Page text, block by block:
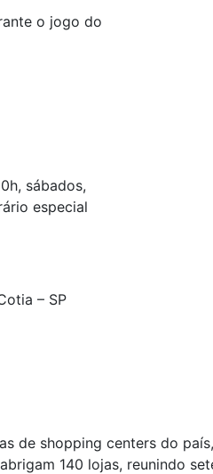
o jogo do
sábados,
especial
– SP
de shopping centers do
140 lojas, reunindo